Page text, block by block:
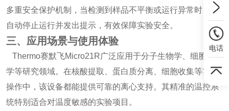
多重安全保护机制，当检测到样品不平衡或运行异常时，会
自动停止运行并发出提示，有效保障实验安全。
三、应用场景与使用体验
Thermo赛默飞Micro21R广泛应用于分子生物学、细胞生物
学等研究领域。在核酸提取、蛋白质分离、细胞收集等实验
操作中，该设备都能提供可靠的离心支持。其精准的温控系
统特别适合对温度敏感的实验项目。
电话